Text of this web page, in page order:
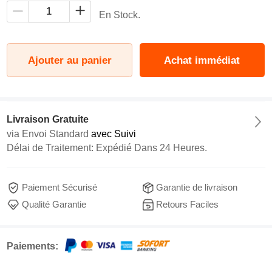
En Stock.
Ajouter au panier Achat immédiat
Livraison Gratuite
via Envoi Standard avec Suivi
Délai de Traitement: Expédié Dans 24 Heures.
Paiement Sécurisé
Garantie de livraison
Qualité Garantie
Retours Faciles
Paiements: